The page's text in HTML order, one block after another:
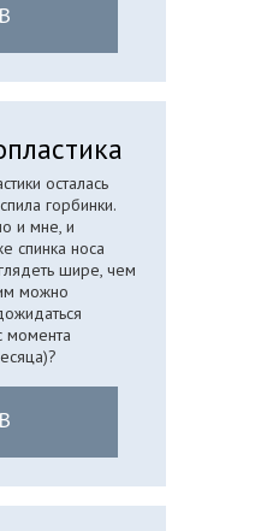
осталась
горбинки.
и мне, и
спинка носа
шире, чем
можно
момента